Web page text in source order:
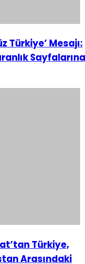
Türkiye’ Mesajı:
Sayfalarına
Türkiye,
Arasındaki